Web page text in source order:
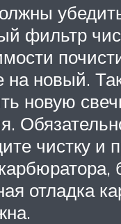
фильтр
на новый.
новую
чистку и
отладка